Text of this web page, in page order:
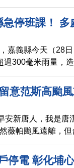
。台南後壁區菁寮
情，台南白河警
停班課！ 多
嘉義縣今天（28
過300毫米雨量，
豪大雨，多處積
意范斯高颱
安新唐人，我是唐
薇帕颱風遠離，
天(21日)花東要嚴
趨緩，但依舊全台
停電 彰化埔